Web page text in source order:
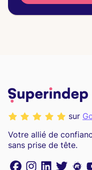
sur
Votre allié de
sans prise de tête.